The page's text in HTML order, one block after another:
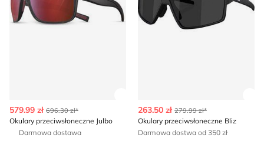
579.99 zł 696.30 zł*
Okulary przeciwsłoneczne Julbo
Darmowa dostawa
263.50 zł 279.99 zł*
Okulary przeciwsłoneczne Bliz
Darmowa dostwa od 350 zł